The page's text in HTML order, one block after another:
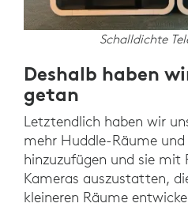
Schalldichte
Deshalb haben
getan
Letztendlich haben wir
mehr Huddle-Räume und
hinzuzufügen und sie mit
Kameras auszustatten,
kleineren Räume